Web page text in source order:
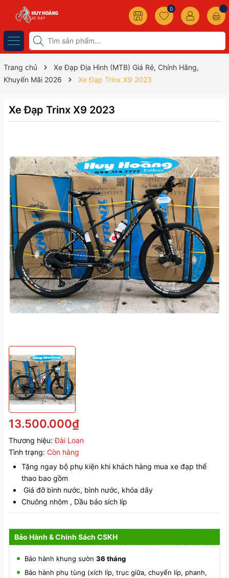
0
Trang chủ
Xe Đạp Địa Hình (MTB) Giá Rẻ, Chính Hãng,
Khuyến Mãi 2026
Xe Đạp Trinx X9 2023
Xe Đạp Trinx X9 2023
13.500.000₫
Thương hiệu: Đài Loan
Tình trạng: Còn hàng
Tặng ngay bộ phụ kiện khi khách hàng mua xe đạp thể
thao bao gồm
Giá đỡ bình nước, bình nước, khóa dây
Chuông nhôm , Dầu bảo sích líp
Bảo Hành & Chính Sách CSKH
Bảo hành khung sườn 36 tháng
Bảo hành phụ tùng (xích líp, trục giữa, chuyển líp, phanh,